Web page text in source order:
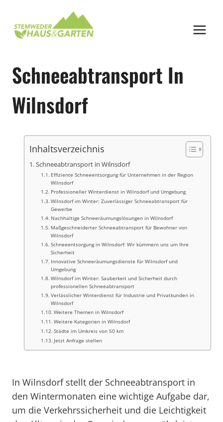
springen
Schneeabtransport In
Wilnsdorf
Inhaltsverzeichnis
Schneeabtransport in Wilnsdorf
Effiziente Schneeentsorgung für Unternehmen in der Region
Wilnsdorf
Professioneller Winterdienst in Wilnsdorf und Umgebung
Wilnsdorf im Winter: Zuverlässiger Schneeabtransport für
Gewerbe
Nachhaltige Schneeräumungslösungen in Wilnsdorf
Maßgeschneiderter Schneeabtransport für Bewohner von
Wilnsdorf
Schneeentsorgung in Wilnsdorf: Wir kümmern uns um Ihre
Sicherheit
Innovative Schneeräumungsdienste für Wilnsdorf und
Umgebung
Wilnsdorf im Winter: Sauberkeit und Sicherheit durch
professionellen Schneeabtransport
Verlässlicher Winterdienst für Industrie und Privatkunden in
Wilnsdorf
Weitere Themen in Wilnsdorf
Weitere Kategorien in Wilnsdorf
Städte im Umkreis von 50 km
Jetzt Anfrage stellen
In Wilnsdorf stellt der Schneeabtransport in
den Wintermonaten eine wichtige Aufgabe dar,
um die Verkehrssicherheit und die Leichtigkeit